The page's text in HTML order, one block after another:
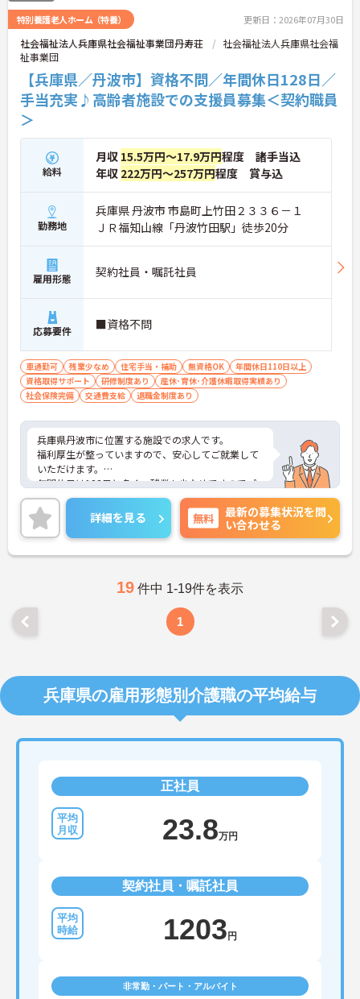
特別養護老人ホーム（特養） 更新日：2026年07月30日
社会福祉法人兵庫県社会福祉事業団丹寿荘
社会福祉法人兵庫県社会福
祉事業団
【兵庫県／丹波市】資格不問／年間休日128日／
手当充実♪高齢者施設での支援員募集＜契約職員
＞
給料
月収 15.5万円～17.9万円程度 諸手当込
年収 222万円～257万円程度 賞与込
勤務地
兵庫県 丹波市 市島町上竹田２３３６－１
ＪＲ福知山線「丹波竹田駅」徒歩20分
雇用形態 契約社員・嘱託社員
応募要件 ■資格不問
車通勤可 残業少なめ 住宅手当・補助 無資格OK
年間休日110日以上
資格取得サポート
研修制度あり
産休･育休･介護休暇取得実績あり
社会保険完備
交通費支給 退職金制度あり
兵庫県丹波市に位置する施設での求人です。
福利厚生が整っていますので、安心してご就業して
いただけます。
年間休日は128日と多く、残業も少なめですのでプ
ライベートとの予定が立てやすいです！
ご興味のある方には、面接対策ポイントなど、さら
に詳細をお話しいたしますので、お気軽にご相談く
ださい。
詳細を見る 無料
最新の募集状況を問
い合わせる
19 件中 1-19件を表示
1
兵庫県の雇用形態別介護職の平均給与
正社員
23.8万円
契約社員・嘱託社員
1203円
非常勤・パート・アルバイト